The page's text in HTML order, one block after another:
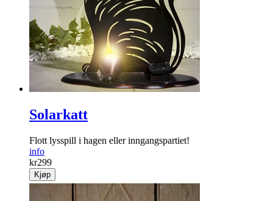
Solarkatt
Flott lysspill i hagen eller inngangspartiet!
info
kr299
Kjøp